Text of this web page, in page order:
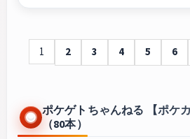
1 2 3 4 5 6
ポケゲトちゃんねる 【ポケ
（80本）